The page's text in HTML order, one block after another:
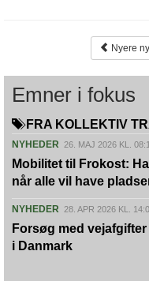
Nyere
Emner i fokus
FRA KOLLEKTIV
NYHEDER 26. MAJ 2026 KL.
Mobilitet til Frokost:
når alle vil have
NYHEDER 28. APR 2026 KL.
Forsøg med
i Danmark